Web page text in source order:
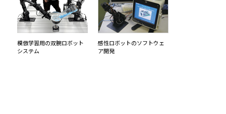
模倣学習用の双腕ロボット
システム
感性ロボットのソフトウェ
ア開発